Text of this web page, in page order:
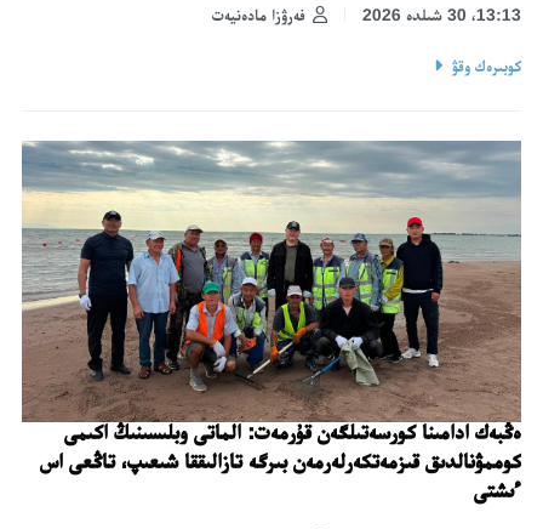
فەرۋزا مادەنيەت 13:13، 30 شىلدە 2026
كوبىرەك وقۋ
ەڭبەك ادامىنا كورسەتىلگەن قۇرمەت: الماتى وبلىسىنىڭ اكىمى
كوممۋنالدىق قىزمەتكەرلەرمەن بىرگە تازالىققا شىعىپ، تاڭعى اس
ءىشتى